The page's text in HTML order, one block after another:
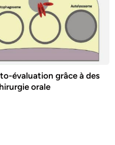
évaluation grâce à des
orale